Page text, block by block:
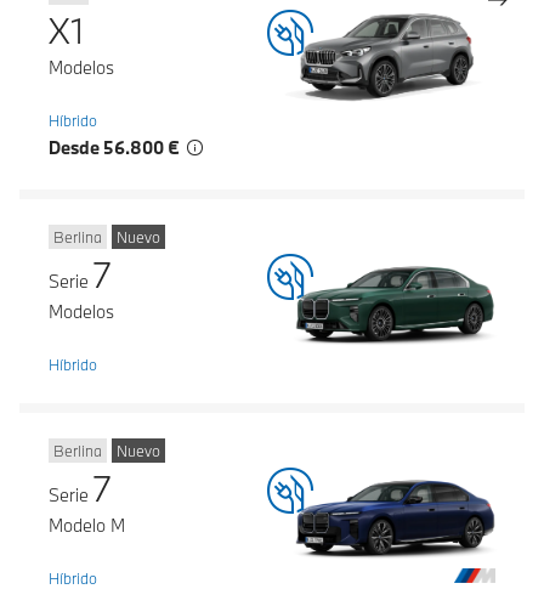
X1
Modelos
Híbrido
Desde 56.800 €
Berlina Nuevo
Serie 7
Modelos
Híbrido
Berlina Nuevo
Serie 7
Modelo M
Híbrido